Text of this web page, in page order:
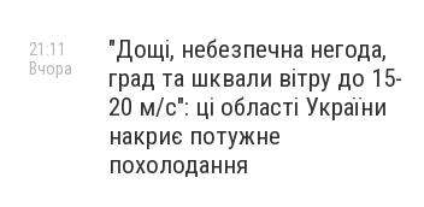
"Дощі, небезпечна негода,
град та шквали вітру до 15-
20 м/с": ці області України
накриє потужне
похолодання
21:11
Вчора